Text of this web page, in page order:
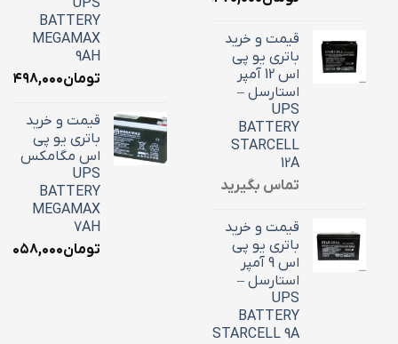
قیمت و خرید
باتری یو پی
اس 12 آمپر
استارسل –
UPS
BATTERY
STARCELL
12A
تماس بگیرید
قیمت و خرید
باتری یو پی
اس 9 آمپر
استارسل –
UPS
BATTERY
STARCELL 9A
UPS
BATTERY
MEGAMAX
9AH
تومان
قیمت و خرید
باتری یو پی
اس مگامکس
UPS
BATTERY
MEGAMAX
7AH
تومان